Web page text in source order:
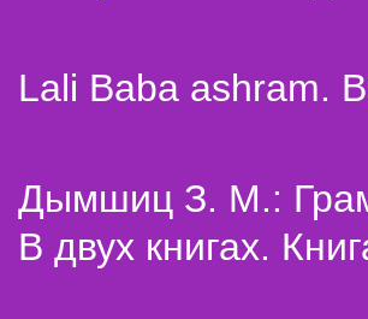
Lali Baba ashram.
Дымшиц З. М.:
В двух книгах.